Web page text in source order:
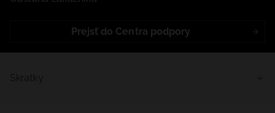
Prejsť do Centra podpory